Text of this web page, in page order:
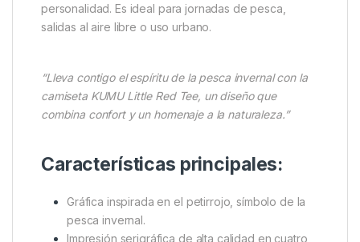
personalidad. Es ideal para jornadas de pesca,
salidas al aire libre o uso urbano.
“Lleva contigo el espíritu de la pesca invernal con la
camiseta KUMU Little Red Tee, un diseño que
combina confort y un homenaje a la naturaleza.”
Características principales:
Gráfica inspirada en el petirrojo, símbolo de la
pesca invernal.
Impresión serigráfica de alta calidad en cuatro